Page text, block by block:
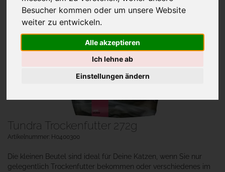
Besucher kommen oder um unsere Website
weiter zu entwickeln.
Alle akzeptieren
Ich lehne ab
Einstellungen ändern
Tundra Trockenfutter 272g
Artikelnummer: H0400300
Die kleinen Beutel sind ideal für Deine Katzen, wenn Sie nur
gelegentlich Trockenfutter bekommen oder verschiedenes im